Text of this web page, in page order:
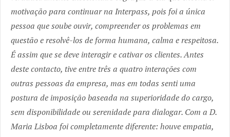
motivação para continuar na Interpass, pois foi a única
pessoa que soube ouvir, compreender os problemas em
questão e resolvê-los de forma humana, calma e respeitosa.
É assim que se deve interagir e cativar os clientes. Antes
deste contacto, tive entre três a quatro interações com
outras pessoas da empresa, mas em todas senti uma
postura de imposição baseada na superioridade do cargo,
sem disponibilidade ou serenidade para dialogar. Com a D.
Maria Lisboa foi completamente diferente: houve empatia,